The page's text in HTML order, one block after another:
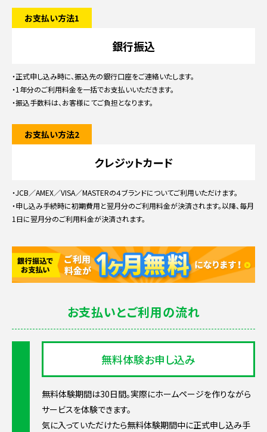
お支払い方法1
銀行振込
・正式申し込み時に、振込先の銀行口座をご連絡いたします。
・1年分のご利用料金を一括でお支払いいただきます。
・振込手数料は、お客様にてご負担となります。
お支払い方法2
クレジットカード
・JCB／AMEX／VISA／MASTERの４ブランドについてご利用いただけます。
・申し込み手続時に初期費用と翌月分のご利用料金が決済されます。以降、毎月
1日に翌月分のご利用料金が決済されます。
お支払いとご利用の流れ
無料体験お申し込み
無料体験期間は30日間。実際にホームページを作りながら
サービスを体験できます。
気に入っていただけたら無料体験期間中に正式申し込み手